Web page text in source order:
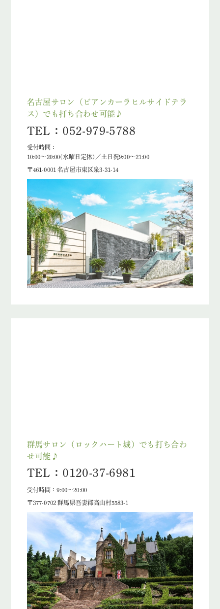
名古屋サロン（ビアンカーラヒルサイドテラ
ス）でも打ち合わせ可能♪
TEL：052-979-5788
受付時間：
10:00～20:00(水曜日定休)／土日祝9:00～21:00
〒461-0001 名古屋市東区泉3-31-14
群馬サロン（ロックハート城）でも打ち合わ
せ可能♪
TEL：0120-37-6981
受付時間：9:00～20:00
〒377-0702 群馬県吾妻郡高山村5583-1